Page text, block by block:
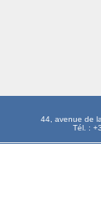
44, avenue de
Tél. :